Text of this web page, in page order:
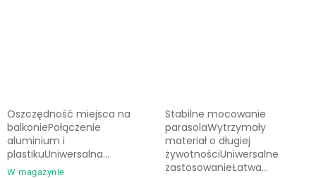
W magazynie
Oszczędność miejsca na
balkoniePołączenie
aluminium i
plastikuUniwersalna...
Stabilne mocowanie
parasolaWytrzymały
materiał o długiej
żywotnościUniwersalne
zastosowanieŁatwa...